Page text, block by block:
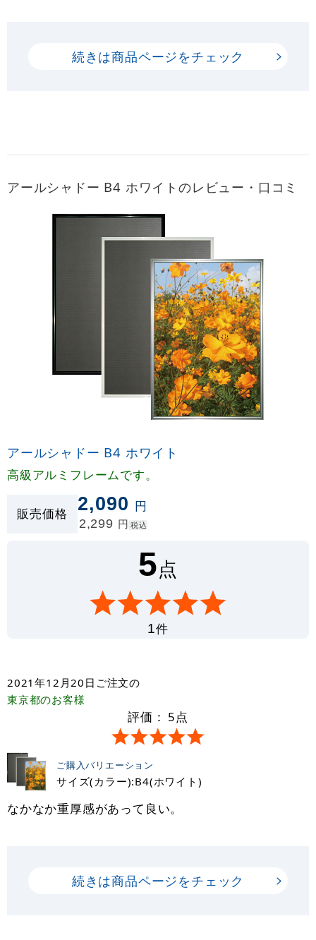
続きは商品ページをチェック
アールシャドー B4 ホワイトのレビュー・口コミ
アールシャドー B4 ホワイト
高級アルミフレームです。
販売価格 2,090 円
2,299 円 税込
5点
1件
2021年12月20日 ご注文の
東京都のお客様
評価： 5点
ご購入バリエーション
サイズ(カラー):B4(ホワイト)
なかなか重厚感があって良い。
続きは商品ページをチェック